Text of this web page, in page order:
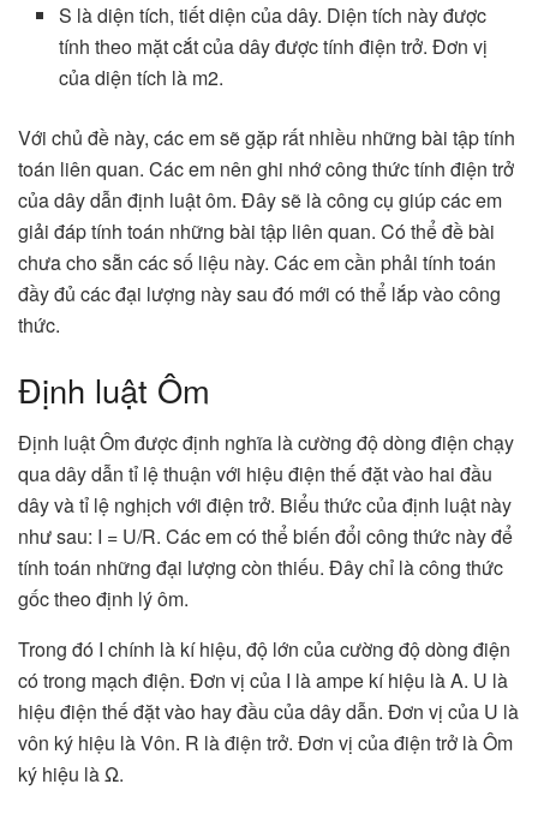
S là diện tích, tiết diện của dây. Diện tích này được
tính theo mặt cắt của dây được tính điện trở. Đơn vị
của diện tích là m2.
Với chủ đề này, các em sẽ gặp rất nhiều những bài tập tính
toán liên quan. Các em nên ghi nhớ công thức tính điện trở
của dây dẫn định luật ôm. Đây sẽ là công cụ giúp các em
giải đáp tính toán những bài tập liên quan. Có thể đề bài
chưa cho sẵn các số liệu này. Các em cần phải tính toán
đầy đủ các đại lượng này sau đó mới có thể lắp vào công
thức.
Định luật Ôm
Định luật Ôm được định nghĩa là cường độ dòng điện chạy
qua dây dẫn tỉ lệ thuận với hiệu điện thế đặt vào hai đầu
dây và tỉ lệ nghịch với điện trở. Biểu thức của định luật này
như sau: I = U/R. Các em có thể biến đổi công thức này để
tính toán những đại lượng còn thiếu. Đây chỉ là công thức
gốc theo định lý ôm.
Trong đó I chính là kí hiệu, độ lớn của cường độ dòng điện
có trong mạch điện. Đơn vị của I là ampe kí hiệu là A. U là
hiệu điện thế đặt vào hay đầu của dây dẫn. Đơn vị của U là
vôn ký hiệu là Vôn. R là điện trở. Đơn vị của điện trở là Ôm
ký hiệu là Ω.